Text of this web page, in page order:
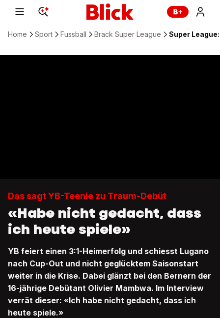
Home Sport Fussball Brack Super League Super
Das sagt YB-Teenie zu Traum-Debüt
«Habe nicht gedacht, dass
ich heute spiele»
YB feiert einen 3:1-Heimerfolg und schiesst Lugano
nach Cup-Out und nicht geglücktem Saisonstart
weiter in die Krise. Dabei glänzt bei den Bernern der
16-jährige Debütant Olivier Mambwa. Im Interview
verrät dieser: «Ich habe nicht gedacht, dass ich
heute spiele.»